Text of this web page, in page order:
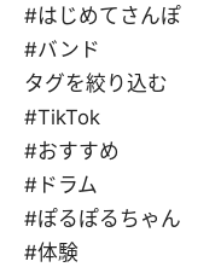
#はじめてさんぽ
#バンド
タグを絞り込む
#TikTok
#おすすめ
#ドラム
#ぽるぽるちゃん
#体験